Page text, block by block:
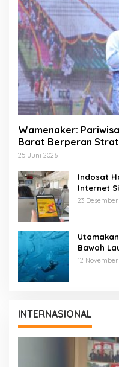
Wamenaker:
Barat Berperan
Lapangan Kerja
25 Juni 2026
Indosat
Internet
Ke
23
Bawah
12
INTERNASIONAL